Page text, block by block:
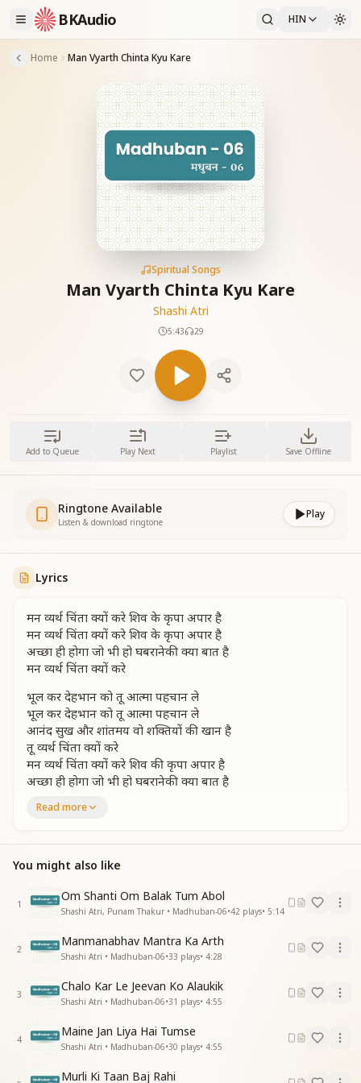
BKAudio HIN
Home Man Vyarth Chinta Kyu Kare
Spiritual Songs
Man Vyarth Chinta Kyu Kare
Shashi Atri
5:43 29
Add to Queue Play Next Playlist Save Offline
Ringtone Available
Listen & download ringtone
Play
Lyrics
मन व्यर्थ चिंता क्यों करे शिव के कृपा अपार है
मन व्यर्थ चिंता क्यों करे शिव के कृपा अपार है
अच्छा ही होगा जो भी हो घबरानेकी क्या बात है
मन व्यर्थ चिंता क्यों करे
भूल कर देहभान को तू आत्मा पहचान ले
भूल कर देहभान को तू आत्मा पहचान ले
आनंद सुख और शांतमय वो शक्तियों की खान है
तू व्यर्थ चिंता क्यों करे
मन व्यर्थ चिंता क्यों करे शिव की कृपा अपार है
अच्छा ही होगा जो भी हो घबरानेकी क्या बात है
बाबा के सम्मुख रहो अंतकरण को सामने कर
दिव्य दृष्टी की झलक ले मनको अपने मौन कर
तू व्यर्थ चिंता क्यों करे
मन व्यर्थ चिंता क्यों करे शिवकी कृपा अपार है
अच्छाही होगा जो भी हो घबरानेकी क्या बात है
योग के माध्यम से अब परमात्मा मिल जाएगा
शक्तिरूपी याद से जीवन कमल मुस्काएगा
तू व्यर्थ चिंता क्यों करे
मन व्यर्थ चिंता क्यों करे शिव की कृपा अपार है
अच्छा ही होगा जो भी हो घबरानेकी क्या बात है
–----------------------
Read more
You might also like
1
Om Shanti Om Balak Tum Abol
Shashi Atri, Punam Thakur • Madhuban-06•42 plays• 5:14
2
Manmanabhav Mantra Ka Arth
Shashi Atri • Madhuban-06•33 plays• 4:28
3
Chalo Kar Le Jeevan Ko Alaukik
Shashi Atri • Madhuban-06•31 plays• 4:55
4
Maine Jan Liya Hai Tumse
Shashi Atri • Madhuban-06•30 plays• 4:55
Murli Ki Taan Baj Rahi